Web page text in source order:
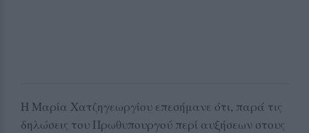
Η Μαρία Χατζηγεωργίου επεσήμανε ότι, παρά τις
δηλώσεις του Πρωθυπουργού περί αυξήσεων στους